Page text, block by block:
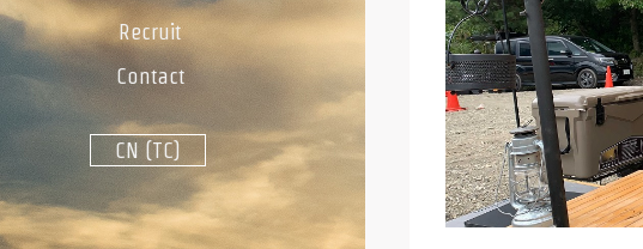
Recruit
Contact
CN (TC)